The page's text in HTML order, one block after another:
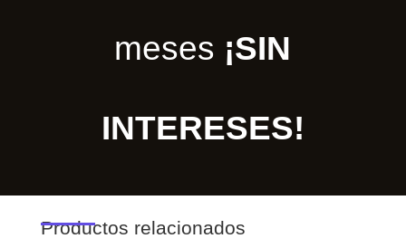
meses ¡SIN
INTERESES!
Productos relacionados